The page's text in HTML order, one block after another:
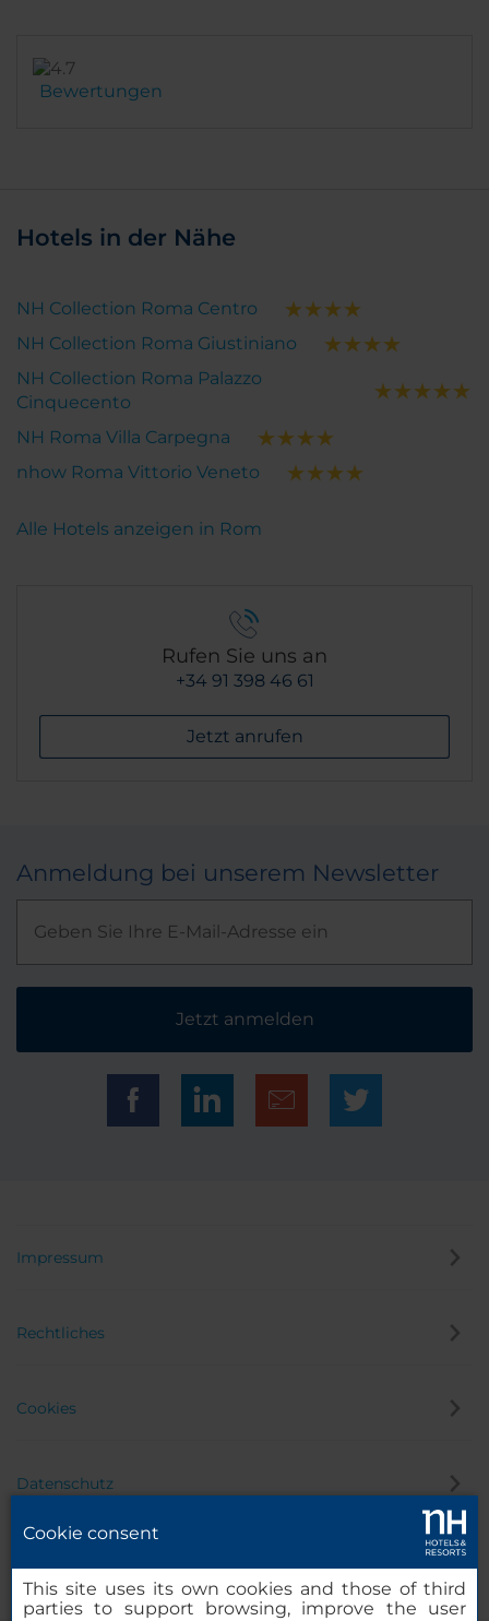
Bewertungen
Hotels in der Nähe
NH Collection Roma Centro
NH Collection Roma Giustiniano
NH Collection Roma Palazzo
Cinquecento
NH Roma Villa Carpegna
nhow Roma Vittorio Veneto
Alle Hotels anzeigen in Rom
Rufen Sie uns an
+34 91 398 46 61
Jetzt anrufen
Anmeldung bei unserem Newsletter
Jetzt anmelden
Impressum
Rechtliches
Cookies
Datenschutz
Cookie consent
This site uses its own cookies and those of third
parties to support browsing, improve the user